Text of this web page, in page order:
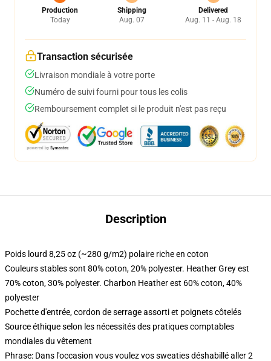
Production
Today
Shipping
Aug. 07
Delivered
Aug. 11 - Aug. 18
Transaction sécurisée
Livraison mondiale à votre porte
Numéro de suivi fourni pour tous les colis
Remboursement complet si le produit n'est pas reçu
Description
Poids lourd 8,25 oz (~280 g/m2) polaire riche en coton
Couleurs stables sont 80% coton, 20% polyester. Heather Grey est
70% coton, 30% polyester. Charbon Heather est 60% coton, 40%
polyester
Pochette d'entrée, cordon de serrage assorti et poignets côtelés
Source éthique selon les nécessités des pratiques comptables
mondiales du vêtement
Phrase: Dans l'occasion vous voulez vos sweaties déshabillé aller 2